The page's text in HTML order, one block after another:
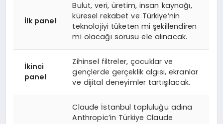
İlk panel
Bulut, veri, üretim, insan kaynağı,
küresel rekabet ve Türkiye’nin
teknolojiyi tüketen mi şekillendiren
mi olacağı sorusu ele alınacak.
İkinci
panel
Zihinsel filtreler, çocuklar ve
gençlerde gerçeklik algısı, ekranlar
ve dijital deneyimler tartışılacak.
Claude İstanbul topluluğu adına
Anthropic’in Türkiye Claude